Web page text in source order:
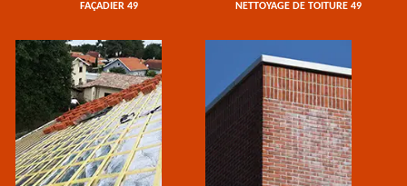
FAÇADIER 49 NETTOYAGE DE TOITURE 49